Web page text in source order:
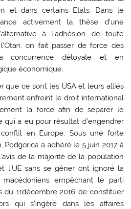
et dans certains Etats. Dans le
activement la thèse d’une
à l’adhésion de toute
on fait passer de force des
concurrence déloyale et en
économique.
que ce sont les USA et leurs alliés
enfreint le droit international
la force afin de séparer le
qui a eu pour résultat d’engendrer
en Europe. Sous une forte
Podgorica a adhéré le 5 juin 2017 à
de la majorité de la population
l’UE sans se gêner ont ignoré la
empêchant le parti
11décembre 2016 de constituer
qui s’ingère dans les affaires